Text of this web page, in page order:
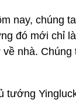
nay, chúng
đó mới chỉ
nhà. Chúng
tướng